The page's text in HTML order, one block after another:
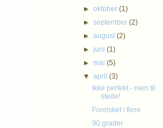
►oktober(1)
►september(2)
►august(2)
► juni(1)
► mai(5)
▼april(3)
Ikke perfekt - men til
stede!
Forelsket i flere
90 grader